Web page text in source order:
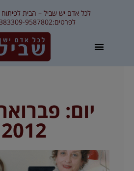
לכל אדם יש שביל – הבית
לפרטים:09-9587802
2012